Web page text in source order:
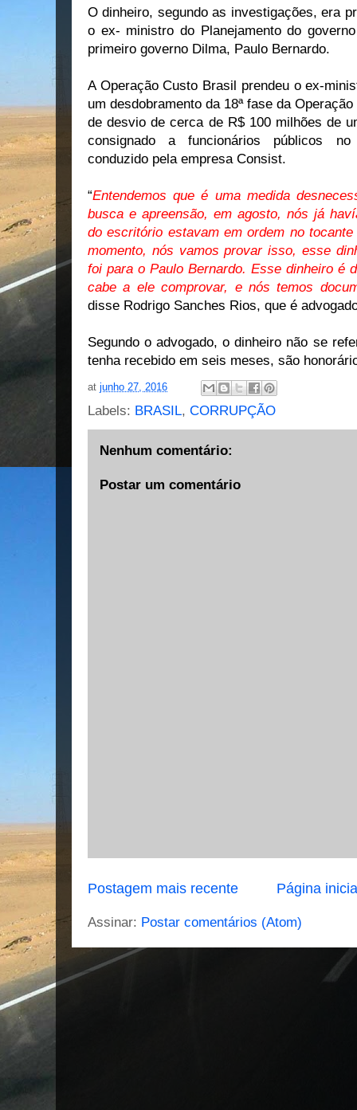
O dinheiro, segundo as investigações, era
o ex- ministro do Planejamento do
primeiro governo Dilma, Paulo Bernardo.
A Operação Custo Brasil prendeu o ex-
um desdobramento da 18ª fase da
de desvio de cerca de R$ 100 milhões de
consignado a funcionários públicos
conduzido pela empresa Consist.
“Entendemos que é uma medida
busca e apreensão, em agosto, nós já
do escritório estavam em ordem no
momento, nós vamos provar isso, esse
foi para o Paulo Bernardo. Esse dinheiro é
cabe a ele comprovar, e nós temos
disse Rodrigo Sanches Rios, que é
Segundo o advogado, o dinheiro não se
tenha recebido em seis meses, são
at junho 27, 2016
Labels: BRASIL, CORRUPÇÃO
Nenhum comentário:
Postar um comentário
Postagem mais recente Página
Assinar: Postar comentários (Atom)